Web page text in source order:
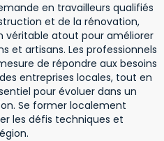
en travailleurs qualifiés
et de la rénovation,
atout pour améliorer
et artisans. Les professionnels
de répondre aux besoins
entreprises locales, tout en
pour évoluer dans un
Se former localement
les défis techniques et